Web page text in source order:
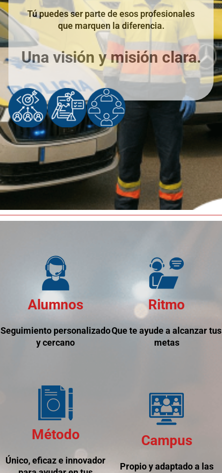
Tú puedes ser parte de esos profesionales
que marquen la diferencia.
Una visión y misión clara.
Alumnos
Seguimiento personalizado
y cercano
Ritmo
Que te ayude a alcanzar tus
metas
Método
Único, eficaz e innovador
Campus
Propio y adaptado a las